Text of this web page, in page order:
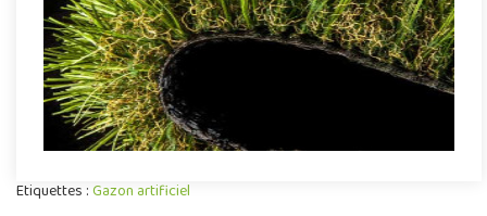
Etiquettes :Gazon artificiel